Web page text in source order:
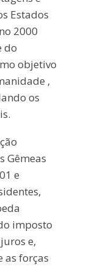
Estados
2000
do
objetivo
,
os
Gêmeas
e
imposto
e,
as forças